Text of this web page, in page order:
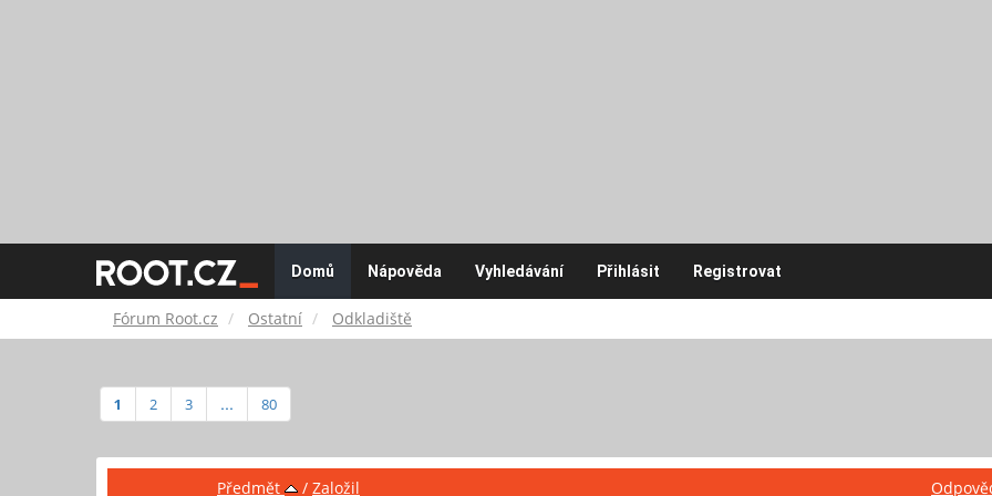
Fórum
Root.cz
Domů Nápověda Vyhledávání Přihlásit Registrovat
Fórum Root.cz Ostatní Odkladiště
1 2 3 ... 80
Předmět / Založil